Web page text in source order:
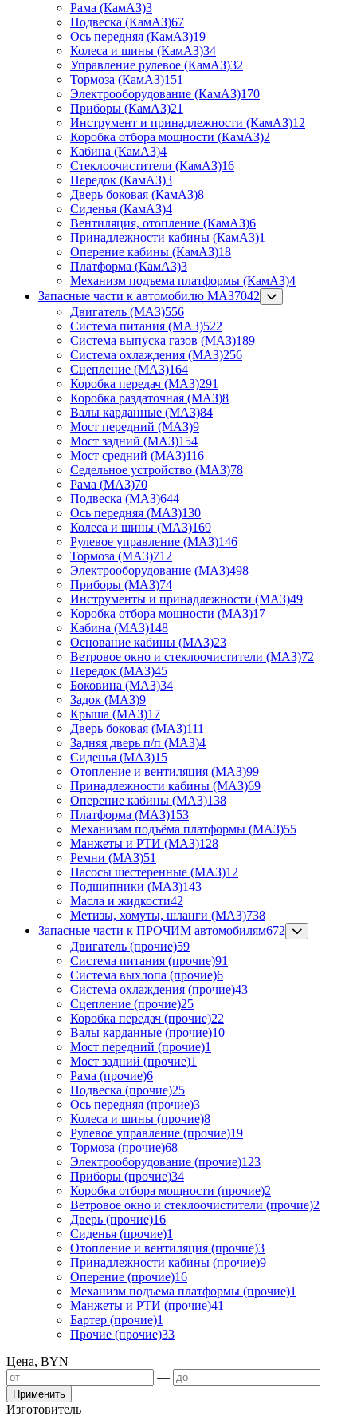
Рама (КамАЗ)3
Подвеска (КамАЗ)67
Ось передняя (КамАЗ)19
Колеса и шины (КамАЗ)34
Управление рулевое (КамАЗ)32
Тормоза (КамАЗ)151
Электрооборудование (КамАЗ)170
Приборы (КамАЗ)21
Инструмент и принадлежности (КамАЗ)12
Коробка отбора мощности (КамАЗ)2
Кабина (КамАЗ)4
Стеклоочистители (КамАЗ)16
Передок (КамАЗ)3
Дверь боковая (КамАЗ)8
Сиденья (КамАЗ)4
Вентиляция, отопление (КамАЗ)6
Принадлежности кабины (КамАЗ)1
Оперение кабины (КамАЗ)18
Платформа (КамАЗ)3
Механизм подъема платформы (КамАЗ)4
Запасные части к автомобилю МАЗ7042
Двигатель (МАЗ)556
Система питания (МАЗ)522
Система выпуска газов (МАЗ)189
Система охлаждения (МАЗ)256
Сцепление (МАЗ)164
Коробка передач (МАЗ)291
Коробка раздаточная (МАЗ)8
Валы карданные (МАЗ)84
Мост передний (МАЗ)9
Мост задний (МАЗ)154
Мост средний (МАЗ)116
Седельное устройство (МАЗ)78
Рама (МАЗ)70
Подвеска (МАЗ)644
Ось передняя (МАЗ)130
Колеса и шины (МАЗ)169
Рулевое управление (МАЗ)146
Тормоза (МАЗ)712
Электрооборудование (МАЗ)498
Приборы (МАЗ)74
Инструменты и принадлежности (МАЗ)49
Коробка отбора мощности (МАЗ)17
Кабина (МАЗ)148
Основание кабины (МАЗ)23
Ветровое окно и стеклоочистители (МАЗ)72
Передок (МАЗ)45
Боковина (МАЗ)34
Задок (МАЗ)9
Крыша (МАЗ)17
Дверь боковая (МАЗ)111
Задняя дверь п/п (МАЗ)4
Сиденья (МАЗ)15
Отопление и вентиляция (МАЗ)99
Принадлежности кабины (МАЗ)69
Оперение кабины (МАЗ)138
Платформа (МАЗ)153
Механизам подъёма платформы (МАЗ)55
Манжеты и РТИ (МАЗ)128
Ремни (МАЗ)51
Насосы шестеренные (МАЗ)12
Подшипники (МАЗ)143
Масла и жидкости42
Метизы, хомуты, шланги (МАЗ)738
Запасные части к ПРОЧИМ автомобилям672
Двигатель (прочие)59
Система питания (прочие)91
Система выхлопа (прочие)6
Система охлаждения (прочие)43
Сцепление (прочие)25
Коробка передач (прочие)22
Валы карданные (прочие)10
Мост передний (прочие)1
Мост задний (прочие)1
Рама (прочие)6
Подвеска (прочие)25
Ось передняя (прочие)3
Колеса и шины (прочие)8
Рулевое управление (прочие)19
Тормоза (прочие)68
Электрооборудование (прочие)123
Приборы (прочие)34
Коробка отбора мощности (прочие)2
Ветровое окно и стеклоочистители (прочие)2
Дверь (прочие)16
Сиденья (прочие)1
Отопление и вентиляция (прочие)3
Принадлежности кабины (прочие)9
Оперение (прочие)16
Механизм подъема платформы (прочие)1
Манжеты и РТИ (прочие)41
Бартер (прочие)1
Прочие (прочие)33
Цена, BYN
—
Применить
Изготовитель